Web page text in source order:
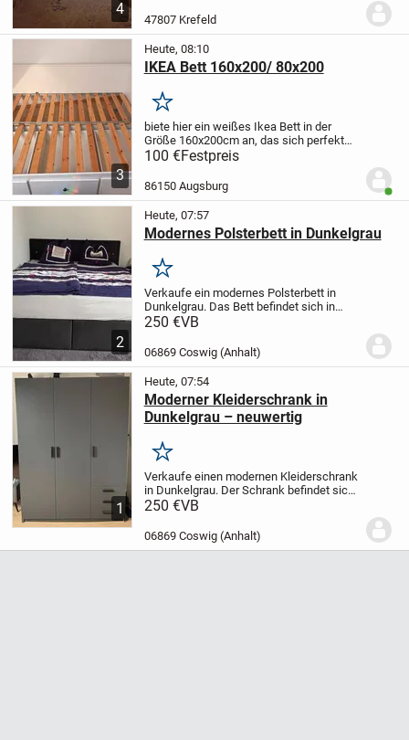
4
ca.110x60x45cm.
GEBOTBitte schauen...
47807 Krefeld
3
Heute, 08:10
IKEA Bett 160x200/ 80x200
Merken
biete hier ein weißes Ikea Bett in der
Größe 160x200cm an, das sich perfekt
als Tagesbett oder Gästebett eignet. Es
kommt mit einem passenden Lattenrost
und bietet dank der drei integrierten...
100 €Festpreis
86150 Augsburg
2
Heute, 07:57
Modernes Polsterbett in Dunkelgrau
Merken
Verkaufe ein modernes Polsterbett in
Dunkelgrau. Das Bett befindet sich in
einem sehr gepflegten, neuwertigen
Gebrauchsspuren auf.
Liegefläche: 190 × 200 cm
250 €VB
06869 Coswig (Anhalt)
1
Heute, 07:54
Moderner Kleiderschrank in
Dunkelgrau – neuwertig
Merken
Verkaufe einen modernen Kleiderschrank
in Dunkelgrau. Der Schrank befindet sich
in einem sehr gepflegten, neuwertigen
Gebrauchsspuren auf.
250 €VB
06869 Coswig (Anhalt)